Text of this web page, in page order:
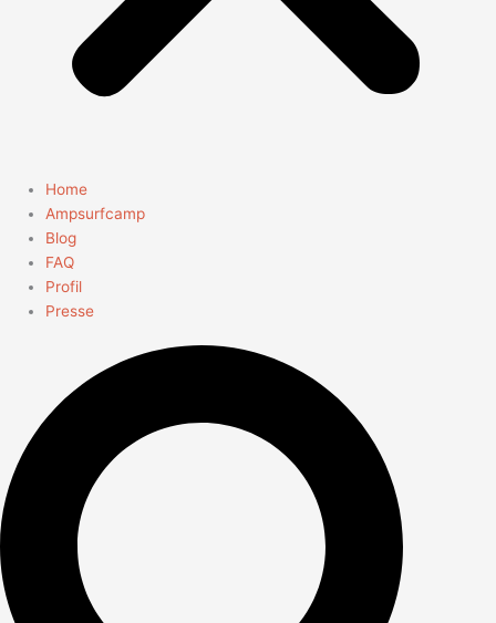
Home
Ampsurfcamp
Blog
FAQ
Profil
Presse